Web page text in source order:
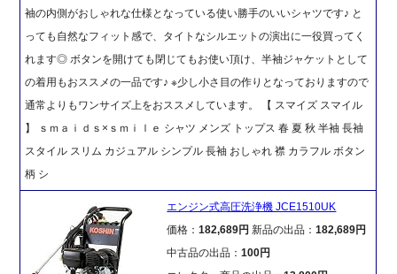
袖の内側がおしゃれな仕様となっている使い勝手のいいシャツです♪ と
っても自然なフィット感で、タイトなシルエットの演出に一役買ってく
れます◎ ボタンを開けても閉じてもお使い頂け、半袖ジャケットとして
の着用もおススメの一品です♪ ※少し小さ目の作りとなっておりますので
通常よりもワンサイズ上をおススメしています。 【 スマイズ スマイル
】 ｓｍａｉｄｓ×ｓｍｉｌｅ シャツ メンズ トップス 春 夏 秋 半袖 長袖
スタイル スリム カジュアル シンプル 長袖 おしゃれ 襟 カラフル ボタン
柄 シ
エンジン式高圧洗浄機 JCE1510UK
価格：182,689円新品の出品：182,689円
中古品の出品：100円